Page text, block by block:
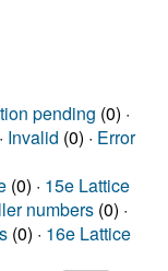
pending (0) ·
Invalid (0) · Error
(0) · 15e Lattice
numbers (0) ·
(0) · 16e Lattice